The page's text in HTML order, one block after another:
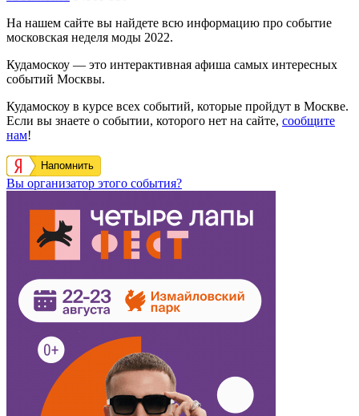
На нашем сайте вы найдете всю информацию про событие
московская неделя моды 2022.
Кудамоскоу — это интерактивная афиша самых интересных
событий Москвы.
Кудамоскоу в курсе всех событий, которые пройдут в Москве.
Если вы знаете о событии, которого нет на сайте, сообщите
нам!
Напомнить
Вы организатор этого события?